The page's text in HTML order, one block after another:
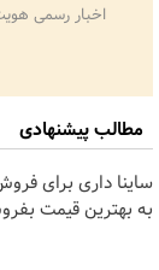
اخبار رسمی
مطالب پیشنهادی
ساینا داری برای
به بهترین قیمت